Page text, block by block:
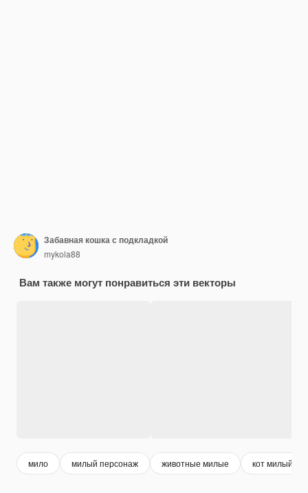
Забавная кошка с подкладкой
mykola88
Вам также могут понравиться эти векторы
мило милый персонаж животные милые кот милый